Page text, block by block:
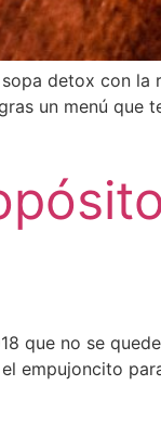
detox con la
un menú
que no se
empujoncito